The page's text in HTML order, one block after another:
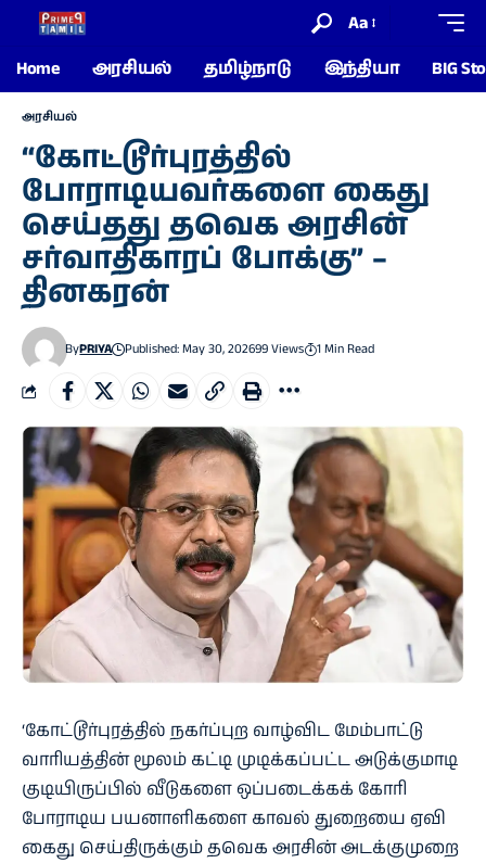
Aa
Home
அரசியல் தமிழ்நாடு இந்தியா BIG
அரசியல்
“கோட்டூர்புரத்தில்
போராடியவர்களை கைது
செய்தது தவெக அரசின்
சர்வாதிகாரப் போக்கு” –
தினகரன்
ByPRIYA Published: May 30, 202699 Views 1 Min Read
‘கோட்டூர்புரத்தில் நகர்ப்புற வாழ்விட மேம்பாட்டு
வாரியத்தின் மூலம் கட்டி முடிக்கப்பட்ட அடுக்குமாடி
குடியிருப்பில் வீடுகளை ஒப்படைக்கக் கோரி
போராடிய பயனாளிகளை காவல் துறையை ஏவி
கைது செய்திருக்கும் தவெக அரசின் அடக்குமுறை